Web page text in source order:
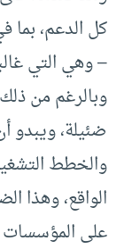
كل الدعم، بما
– وهي التي
وبالرغم من
ضئيلة، ويبدو
والخطط
الواقع، وهذا
على المؤسسات